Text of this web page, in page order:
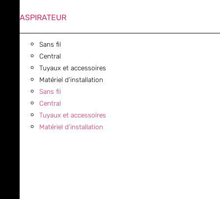
ASPIRATEUR
Sans fil
Central
Tuyaux et accessoires
Matériel d’installation
Sans fil
Central
Tuyaux et accessoires
Matériel d’installation